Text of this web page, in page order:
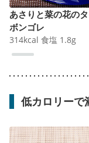
あさりと菜の花の
ボンゴレ
314kcal 食塩 1.8g
低カロリーで